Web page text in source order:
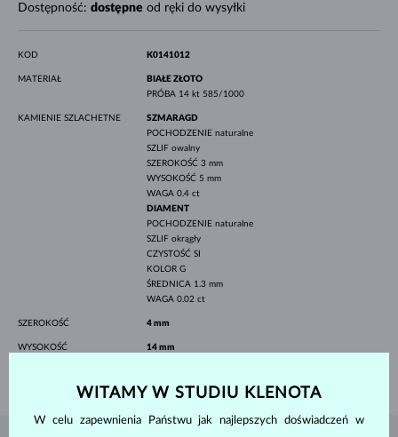
Dostępność: dostępne od ręki do wysyłki
KOD K0141012
MATERIAŁ
BIAŁE ZŁOTO
PRÓBA 14 kt 585/1000
KAMIENIE SZLACHETNE
SZMARAGD
POCHODZENIE naturalne
SZLIF owalny
SZEROKOŚĆ 3 mm
WYSOKOŚĆ 5 mm
WAGA 0.4 ct
DIAMENT
POCHODZENIE naturalne
SZLIF okrągły
CZYSTOŚĆ SI
KOLOR G
ŚREDNICA 1.3 mm
WAGA 0.02 ct
SZEROKOŚĆ 4 mm
WYSOKOŚĆ 14 mm
WITAMY W STUDIU KLENOTA
W celu zapewnienia Państwu jak najlepszych doświadczeń w